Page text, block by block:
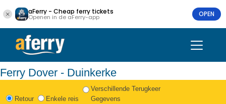
aFerry - Cheap ferry tickets
Openen in de aFerry-app OPEN
Ferry Dover - Duinkerke
Retour Enkele reis
Verschillende Terugkeer
Gegevens